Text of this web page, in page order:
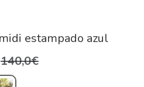
estampado azul
140,0€